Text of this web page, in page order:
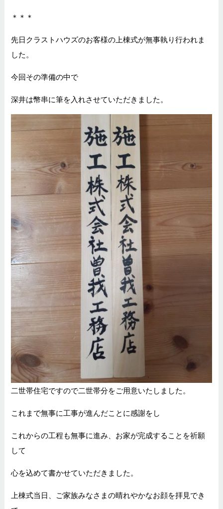
＊＊＊
先日クラストハウズのお客様の上棟式が無事執り行われま
した。
今回その準備の中で
深井は幣串に筆を入れさせていただきました。
二世帯住宅ですので二世帯分をご用意いたしました。
これまで無事に工事が進んだことに感謝をし
これからの工程も無事に進み、お家が完成することを祈願
して
心を込めて書かせていただきました。
上棟式当日、ご家族みなさまの晴れやかなお顔を拝見でき